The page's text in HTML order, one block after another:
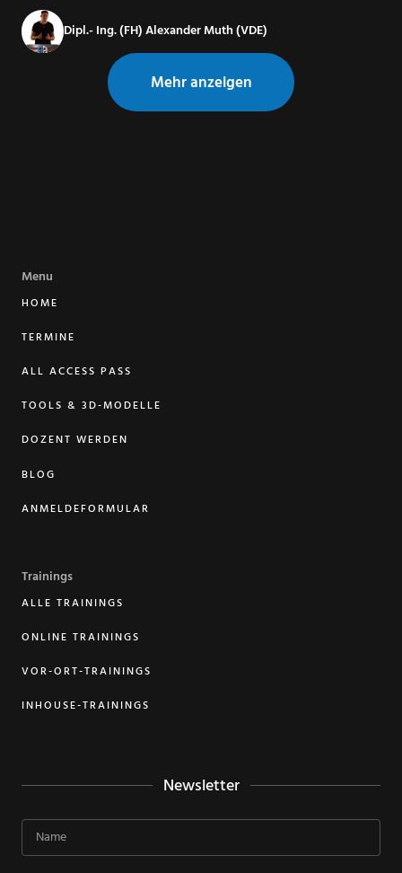
Dipl.- Ing. (FH) Alexander Muth (VDE)
Mehr anzeigen
Menu
HOME
TERMINE
ALL ACCESS PASS
TOOLS & 3D-MODELLE
DOZENT WERDEN
BLOG
ANMELDEFORMULAR
Trainings
ALLE TRAININGS
ONLINE TRAININGS
VOR-ORT-TRAININGS
INHOUSE-TRAININGS
Newsletter